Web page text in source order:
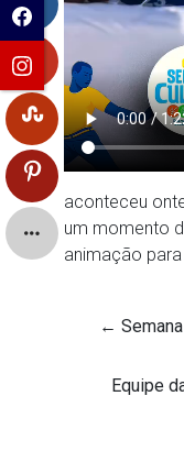
aconteceu
um momento
animação
←
Equipe